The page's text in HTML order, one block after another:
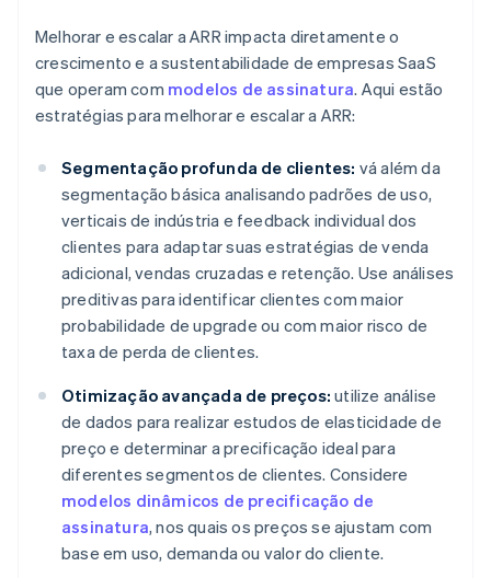
Melhorar e escalar a ARR impacta diretamente o
crescimento e a sustentabilidade de empresas SaaS
que operam com modelos de assinatura. Aqui estão
estratégias para melhorar e escalar a ARR:
Segmentação profunda de clientes: vá além da
segmentação básica analisando padrões de uso,
verticais de indústria e feedback individual dos
clientes para adaptar suas estratégias de venda
adicional, vendas cruzadas e retenção. Use análises
preditivas para identificar clientes com maior
probabilidade de upgrade ou com maior risco de
taxa de perda de clientes.
Otimização avançada de preços: utilize análise
de dados para realizar estudos de elasticidade de
preço e determinar a precificação ideal para
diferentes segmentos de clientes. Considere
modelos dinâmicos de precificação de
assinatura, nos quais os preços se ajustam com
base em uso, demanda ou valor do cliente.